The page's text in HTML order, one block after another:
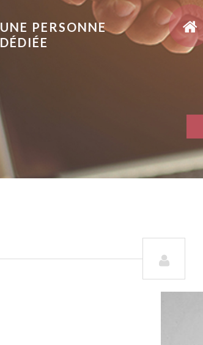
UNE PERSONNE
DÉDIÉE